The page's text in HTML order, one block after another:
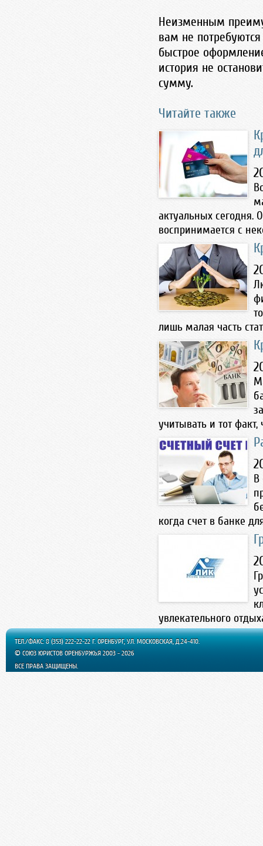
Неизменным
вам не
быстрое
история не
сумму.
Читайте также
актуальных сегодня.
воспринимается с
лишь малая часть
учитывать и тот факт,
В
когда счет в банке
увлекательного
ТЕЛ./ФАКС: 8 (353) 222-22-22 Г. ОРЕНБУРГ, УЛ. МОСКОВСКАЯ, Д.24-410.
© СОЮЗ ЮРИСТОВ ОРЕНБУРЖЬЯ 2003 - 2026
ВСЕ ПРАВА ЗАЩИЩЕНЫ.